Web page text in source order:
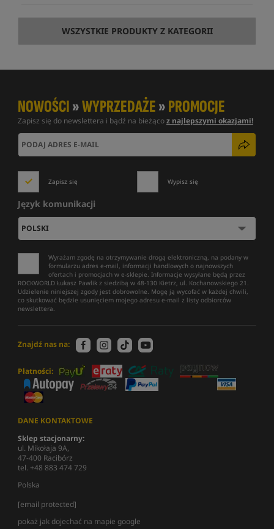
WSZYSTKIE PRODUKTY Z KATEGORII
NOWOŚCI»WYPRZEDAŻE»PROMOCJE
Zapisz się do newslettera i bądź na bieżącoz najlepszymi okazjami!
Zapisz się Wypisz się
Język komunikacji
Wyrażam zgodę na otrzymywanie drogą elektroniczną, na podany w
formularzu adres e-mail, informacji handlowych o najnowszych
ofertach i promocjach w e-sklepie. Informacje wysyłane będą przez
ROCKWORLD Łukasz Pawlik z siedzibą w 48-130 Kietrz, ul. Kochanowskiego 21.
Udzielenie niniejszej zgody jest dobrowolne. Mogę ją wycofać w każdej chwili,
co skutkować będzie usunięciem mojego adresu e-mail z listy odbiorców
newslettera.
Znajdź nas na:
Płatności:
DANE KONTAKTOWE
Sklep stacjonarny:
ul. Mikołaja 9A,
47-400 Racibórz
tel. +48 883 474 729
Polska
[email protected]
pokaż jak dojechać na mapie google